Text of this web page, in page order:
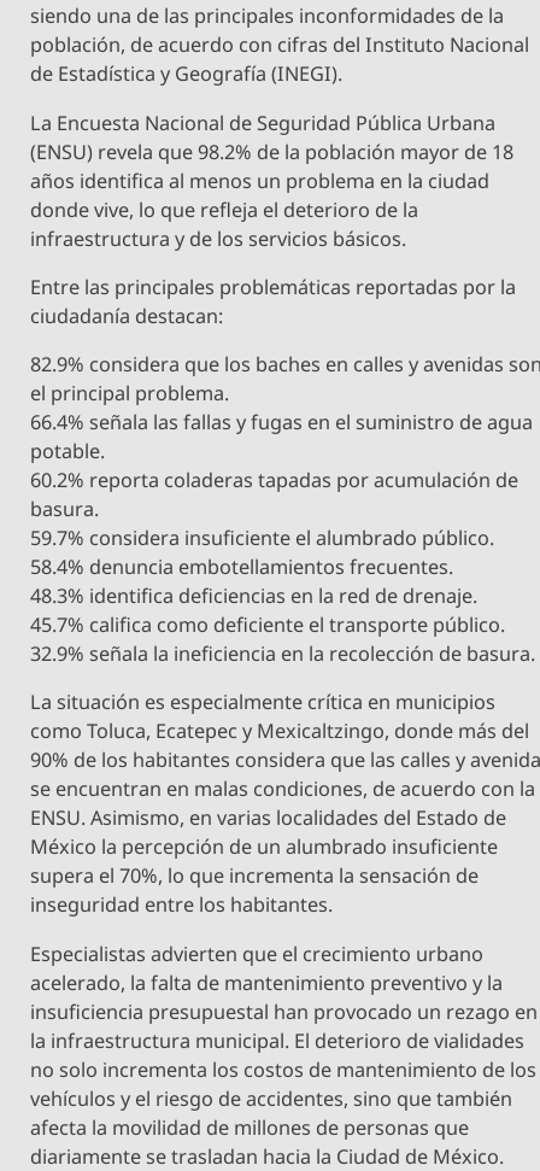
siendo una de las principales inconformidades de la
población, de acuerdo con cifras del Instituto Nacional
de Estadística y Geografía (INEGI).
La Encuesta Nacional de Seguridad Pública Urbana
(ENSU) revela que 98.2% de la población mayor de 18
años identifica al menos un problema en la ciudad
donde vive, lo que refleja el deterioro de la
infraestructura y de los servicios básicos.
Entre las principales problemáticas reportadas por la
ciudadanía destacan:
82.9% considera que los baches en calles y avenidas
el principal problema.
66.4% señala las fallas y fugas en el suministro de agua
potable.
60.2% reporta coladeras tapadas por acumulación de
basura.
59.7% considera insuficiente el alumbrado público.
58.4% denuncia embotellamientos frecuentes.
48.3% identifica deficiencias en la red de drenaje.
45.7% califica como deficiente el transporte público.
32.9% señala la ineficiencia en la recolección de basura.
La situación es especialmente crítica en municipios
como Toluca, Ecatepec y Mexicaltzingo, donde más del
90% de los habitantes considera que las calles y
se encuentran en malas condiciones, de acuerdo con la
ENSU. Asimismo, en varias localidades del Estado de
México la percepción de un alumbrado insuficiente
supera el 70%, lo que incrementa la sensación de
inseguridad entre los habitantes.
Especialistas advierten que el crecimiento urbano
acelerado, la falta de mantenimiento preventivo y la
insuficiencia presupuestal han provocado un rezago en
la infraestructura municipal. El deterioro de vialidades
no solo incrementa los costos de mantenimiento de los
vehículos y el riesgo de accidentes, sino que también
afecta la movilidad de millones de personas que
diariamente se trasladan hacia la Ciudad de México.